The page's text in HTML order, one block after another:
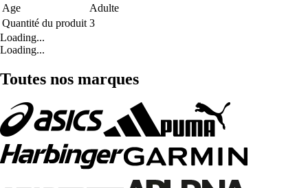
Age
Adulte
Quantité du produit 3
Loading...
Loading...
Toutes nos marques